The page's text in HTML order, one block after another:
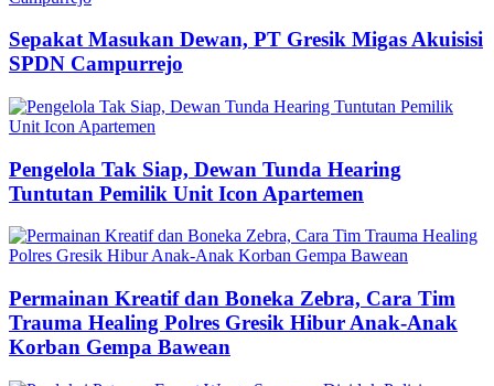
Sepakat Masukan Dewan, PT Gresik Migas Akuisisi
SPDN Campurrejo
Pengelola Tak Siap, Dewan Tunda Hearing
Tuntutan Pemilik Unit Icon Apartemen
Permainan Kreatif dan Boneka Zebra, Cara Tim
Trauma Healing Polres Gresik Hibur Anak-Anak
Korban Gempa Bawean